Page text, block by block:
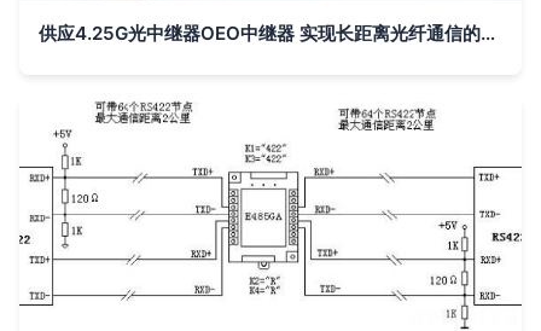
供应4.25G光中继器OEO中继器 实现长距离光纤通信的可靠选择